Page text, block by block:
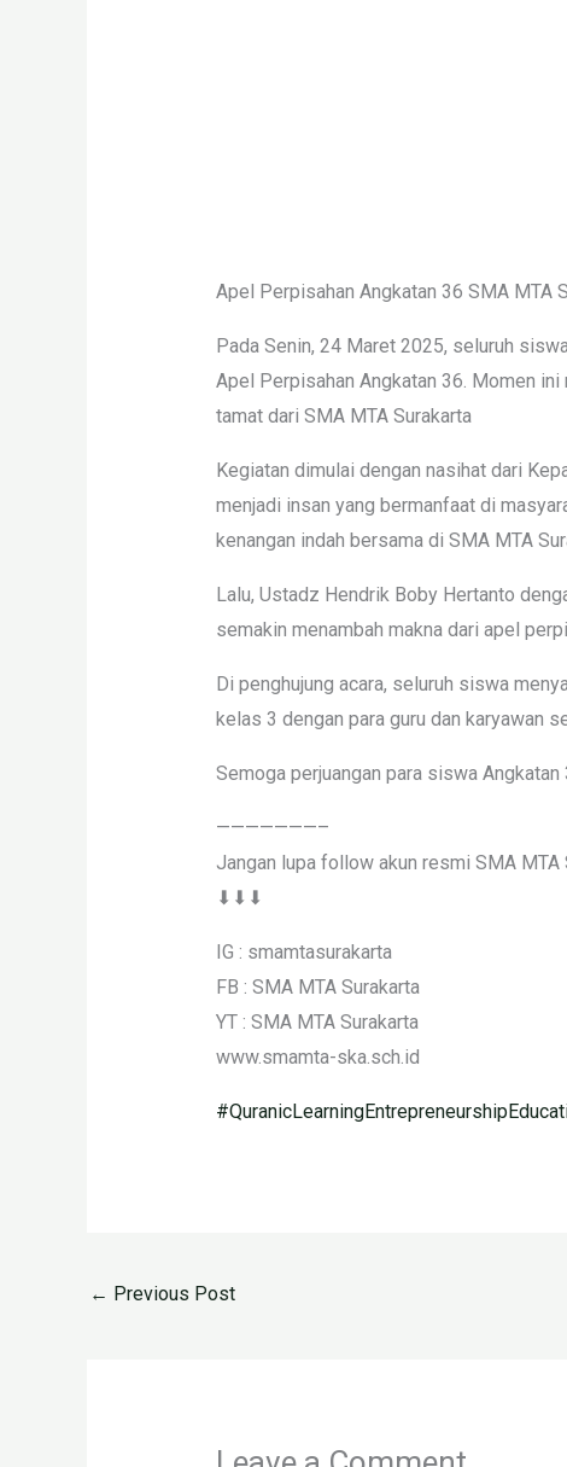
Apel Perpisahan Angkatan 36 SMA MTA
Pada Senin, 24 Maret 2025, seluruh
Apel Perpisahan Angkatan 36. Momen
tamat dari SMA MTA Surakarta
Kegiatan dimulai dengan nasihat dari
menjadi insan yang bermanfaat di
kenangan indah bersama di SMA MTA
Lalu, Ustadz Hendrik Boby Hertanto
semakin menambah makna dari apel
Di penghujung acara, seluruh siswa
kelas 3 dengan para guru dan karyawan
Semoga perjuangan para siswa
———————–
Jangan lupa follow akun resmi SMA MTA
⬇⬇⬇
IG : smamtasurakarta
FB : SMA MTA Surakarta
YT : SMA MTA Surakarta
www.smamta-ska.sch.id
← Previous Post